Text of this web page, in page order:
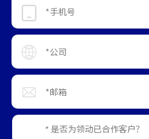
* 是否为领动已合作客户？